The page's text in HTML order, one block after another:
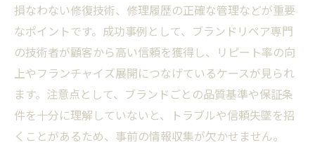
損なわない修復技術、修理履歴の正確な管理などが重要
なポイントです。成功事例として、ブランドリペア専門
の技術者が顧客から高い信頼を獲得し、リピート率の向
上やフランチャイズ展開につなげているケースが見られ
ます。注意点として、ブランドごとの品質基準や保証条
件を十分に理解していないと、トラブルや信頼失墜を招
くことがあるため、事前の情報収集が欠かせません。